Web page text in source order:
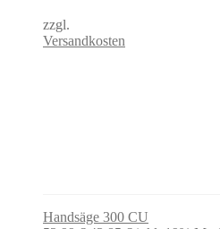
zzgl.
Versandkosten
Handsäge 300 CU